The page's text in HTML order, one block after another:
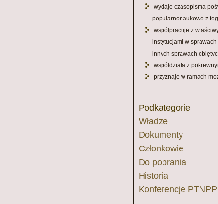
wydaje czasopisma
popularnonaukowe z
współpracuje z
instytucjami w
innych sprawach
współdziała z
przyznaje w ramach
Podkategorie
Władze
Dokumenty
Członkowie
Do pobrania
Historia
Konferencje PTNPP